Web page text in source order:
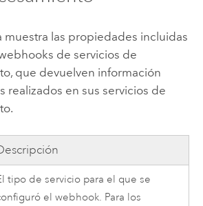
muestra las propiedades incluidas
de servicios de
que devuelven información
realizados en sus servicios de
tipo de servicio para el que se
el webhook. Para los